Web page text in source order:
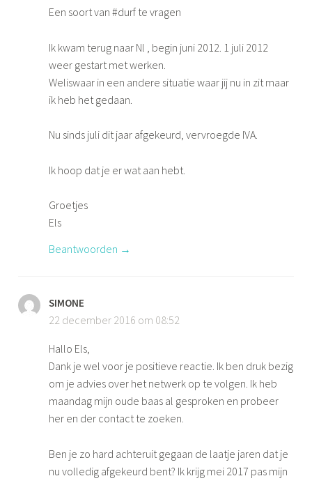
Een soort van #durf te vragen
Ik kwam terug naar Nl , begin juni 2012. 1 juli 2012
weer gestart met werken.
Weliswaar in een andere situatie waar jij nu in zit maar
ik heb het gedaan.
Nu sinds juli dit jaar afgekeurd, vervroegde IVA.
Ik hoop dat je er wat aan hebt.
Groetjes
Els
Beantwoorden
SIMONE
22 december 2016 om 08:52
Hallo Els,
Dank je wel voor je positieve reactie. Ik ben druk bezig
om je advies over het netwerk op te volgen. Ik heb
maandag mijn oude baas al gesproken en probeer
her en der contact te zoeken.
Ben je zo hard achteruit gegaan de laatje jaren dat je
nu volledig afgekeurd bent? Ik krijg mei 2017 pas mijn